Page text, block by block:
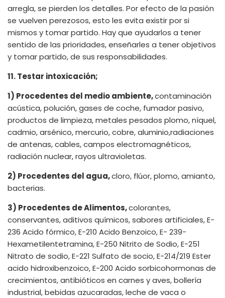
arregla, se pierden los detalles. Por efecto de la pasión
se vuelven perezosos, esto les evita existir por si
mismos y tomar partido. Hay que ayudarlos a tener
sentido de las prioridades, enseñarles a tener objetivos
y tomar partido, de sus responsabilidades.
11. Testar intoxicación;
1) Procedentes del medio ambiente,contaminación
acústica, polución, gases de coche, fumador pasivo,
productos de limpieza, metales pesados plomo, níquel,
cadmio, arsénico, mercurio, cobre, aluminio,radiaciones
de antenas, cables, campos electromagnéticos,
radiación nuclear, rayos ultravioletas.
2) Procedentes del agua,cloro, flúor, plomo, amianto,
bacterias.
3) Procedentes de Alimentos,colorantes,
conservantes, aditivos químicos, sabores artificiales, E-
236 Acido fórmico, E-210 Acido Benzoico, E- 239-
Hexametilentetramina, E-250 Nitrito de Sodio, E-251
Nitrato de sodio, E-221 Sulfato de socio, E-214/219 Ester
acido hidroxibenzoico, E-200 Acido sorbicohormonas de
crecimientos, antibióticos en carnes y aves, bollería
industrial, bebidas azucaradas, leche de vaca o